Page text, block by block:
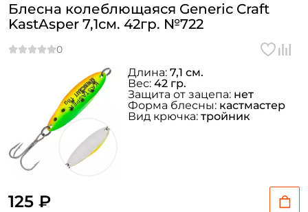
Блесна колеблющаяся Generic Craft
KastAsper 7,1см. 42гр. №722
125 ₽
Длина: 7,1 см.
Вес: 42 гр.
Защита от зацепа: нет
Форма блесны: кастмастер
Вид крючка: тройник